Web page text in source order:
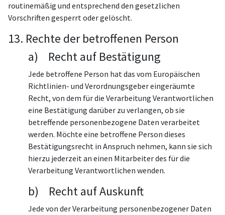
routinemäßig und entsprechend den gesetzlichen
Vorschriften gesperrt oder gelöscht.
13. Rechte der betroffenen Person
a) Recht auf Bestätigung
Jede betroffene Person hat das vom Europäischen
Richtlinien- und Verordnungsgeber eingeräumte
Recht, von dem für die Verarbeitung Verantwortlichen
eine Bestätigung darüber zu verlangen, ob sie
betreffende personenbezogene Daten verarbeitet
werden. Möchte eine betroffene Person dieses
Bestätigungsrecht in Anspruch nehmen, kann sie sich
hierzu jederzeit an einen Mitarbeiter des für die
Verarbeitung Verantwortlichen wenden.
b) Recht auf Auskunft
Jede von der Verarbeitung personenbezogener Daten